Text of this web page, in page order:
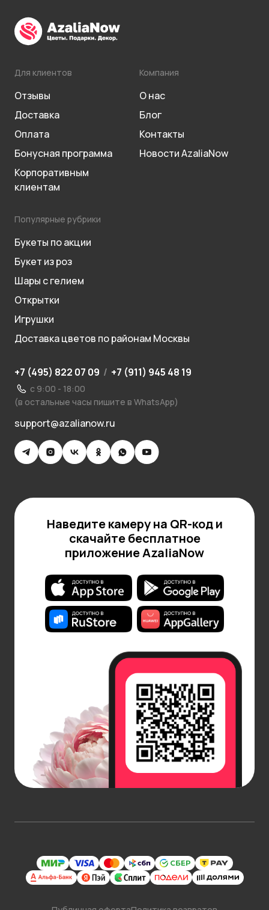
Для клиентов
Отзывы
Доставка
Оплата
Бонусная программа
Корпоративным
клиентам
Компания
О нас
Блог
Контакты
Новости AzaliaNow
Популярные рубрики
Букеты по акции
Букет из роз
Шары с гелием
Открытки
Игрушки
Доставка цветов по районам Москвы
+7 (495) 822 07 09 / +7 (911) 945 48 19
с 9:00 - 18:00
(в остальные часы пишите в WhatsApp)
support@azalianow.ru
Наведите камеру на QR-код и
скачайте бесплатное
приложение AzaliaNow